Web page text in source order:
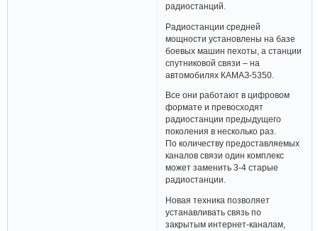
радиостанций.
Радиостанции средней
мощности установлены на базе
боевых машин пехоты, а станции
спутниковой связи – на
автомобилях КАМАЗ-5350.
Все они работают в цифровом
формате и превосходят
радиостанции предыдущего
поколения в несколько раз.
По количеству предоставляемых
каналов связи один комплекс
может заменить 3-4 старые
радиостанции.
Новая техника позволяет
устанавливать связь по
закрытым интернет-каналам,